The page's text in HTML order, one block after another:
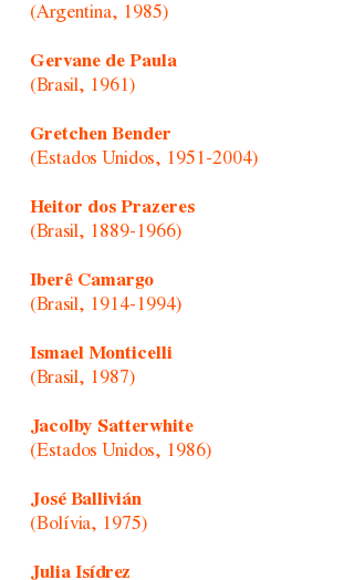
(Argentina, 1985)
Gervane de Paula
(Brasil, 1961)
Gretchen Bender
(Estados Unidos, 1951-2004)
Heitor dos Prazeres
(Brasil, 1889-1966)
Iberê Camargo
(Brasil, 1914-1994)
Ismael Monticelli
(Brasil, 1987)
Jacolby Satterwhite
(Estados Unidos, 1986)
José Ballivián
(Bolívia, 1975)
Julia Isídrez